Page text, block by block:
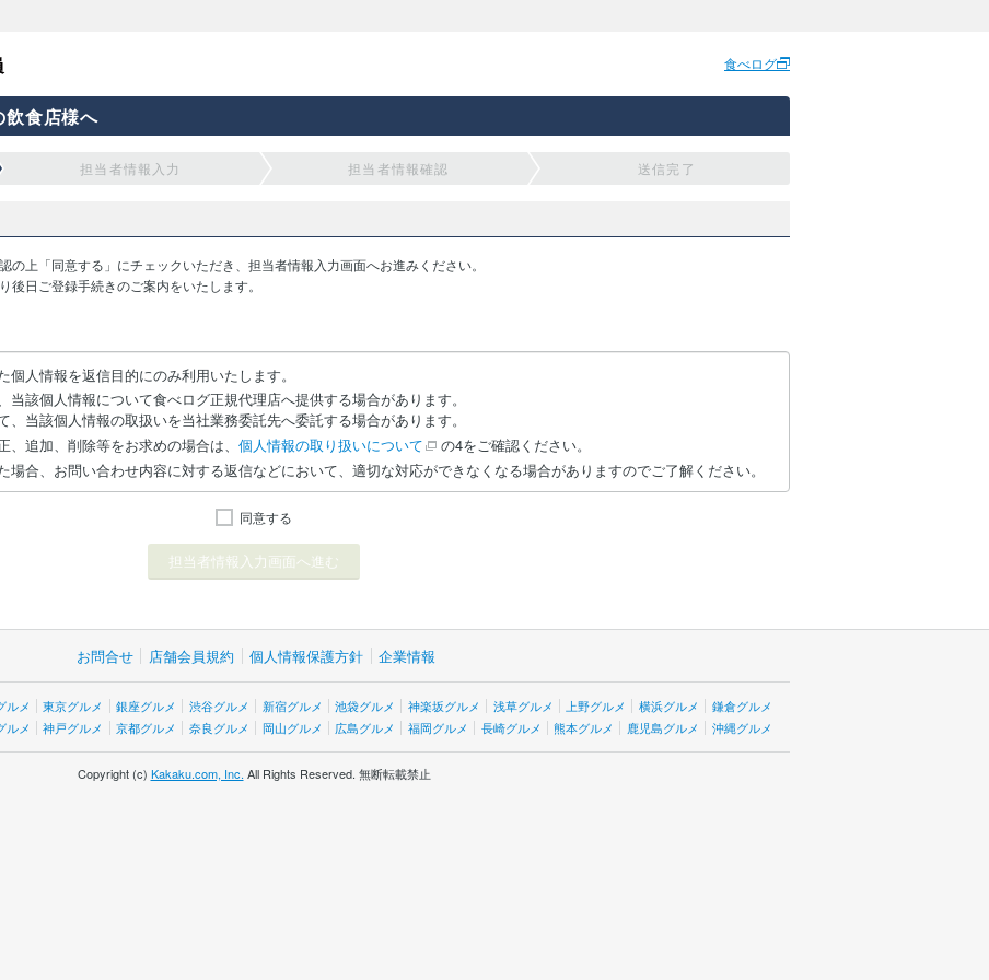
食べログ
飲食店様へ
担当者情報入力 担当者情報確認 送信完了
上「同意する」にチェックいただき、担当者情報入力画面へお進みください。
日ご登録手続きのご案内をいたします。
人情報を返信目的にのみ利用いたします。
該個人情報について食べログ正規代理店へ提供する場合があります。
当該個人情報の取扱いを当社業務委託先へ委託する場合があります。
追加、削除等をお求めの場合は、 個人情報の取り扱いについて
の4をご確認ください。
合、お問い合わせ内容に対する返信などにおいて、適切な対応ができなくなる場合がありますのでご了解ください。
同意する
お問合せ 店舗会員規約 個人情報保護方針 企業情報
ルメ 東京グルメ 銀座グルメ 渋谷グルメ 新宿グルメ 池袋グルメ 神楽坂グルメ 浅草グルメ 上野グルメ 横浜グルメ
鎌倉グルメ
ルメ 神戸グルメ 京都グルメ 奈良グルメ 岡山グルメ 広島グルメ 福岡グルメ 長崎グルメ 熊本グルメ 鹿児島グルメ 沖縄グルメ
Copyright (c) Kakaku.com, Inc. All Rights Reserved. 無断転載禁止